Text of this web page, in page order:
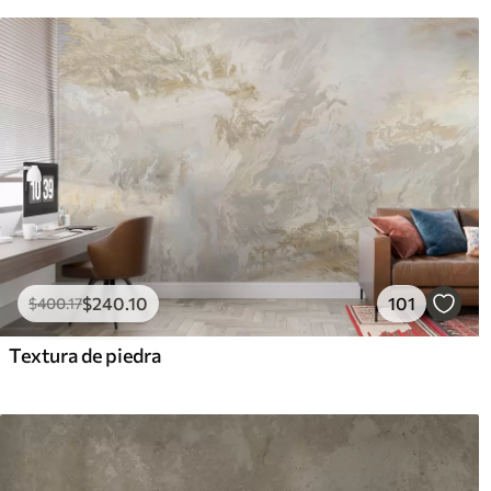
$400.17$240.10 101
Textura de piedra